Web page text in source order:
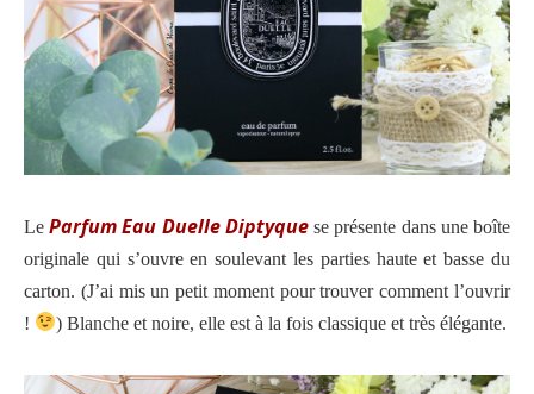
LeParfum Eau Duelle Diptyquese présente dans une boîte
originale qui s’ouvre en soulevant les parties haute et basse du
carton. (J’ai mis un petit moment pour trouver comment l’ouvrir
!
) Blanche et noire, elle est à la fois classique et très élégante.